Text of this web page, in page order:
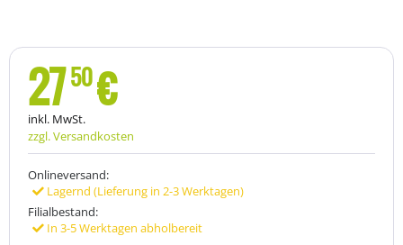
2750€
inkl. MwSt.
zzgl. Versandkosten
Onlineversand:
Lagernd (Lieferung in 2-3 Werktagen)
Filialbestand:
In 3-5 Werktagen abholbereit